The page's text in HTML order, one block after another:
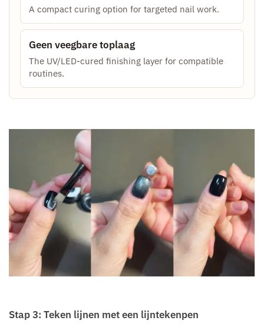
A compact curing option for targeted nail work.
Geen veegbare toplaag
The UV/LED-cured finishing layer for compatible
routines.
Stap 3: Teken lijnen met een lijntekenpen